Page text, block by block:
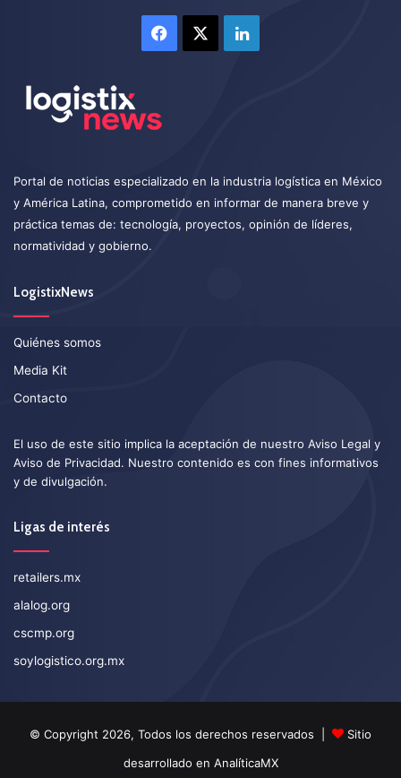
Facebook LinkedIn
Portal de noticias especializado en la industria logística en México
y América Latina, comprometido en informar de manera breve y
práctica temas de: tecnología, proyectos, opinión de líderes,
normatividad y gobierno.
LogistixNews
Quiénes somos
Media Kit
Contacto
El uso de este sitio implica la aceptación de nuestro Aviso Legal y
Aviso de Privacidad. Nuestro contenido es con fines informativos
y de divulgación.
Ligas de interés
retailers.mx
alalog.org
cscmp.org
soylogistico.org.mx
© Copyright 2026, Todos los derechos reservados |
Sitio
desarrollado en AnalíticaMX